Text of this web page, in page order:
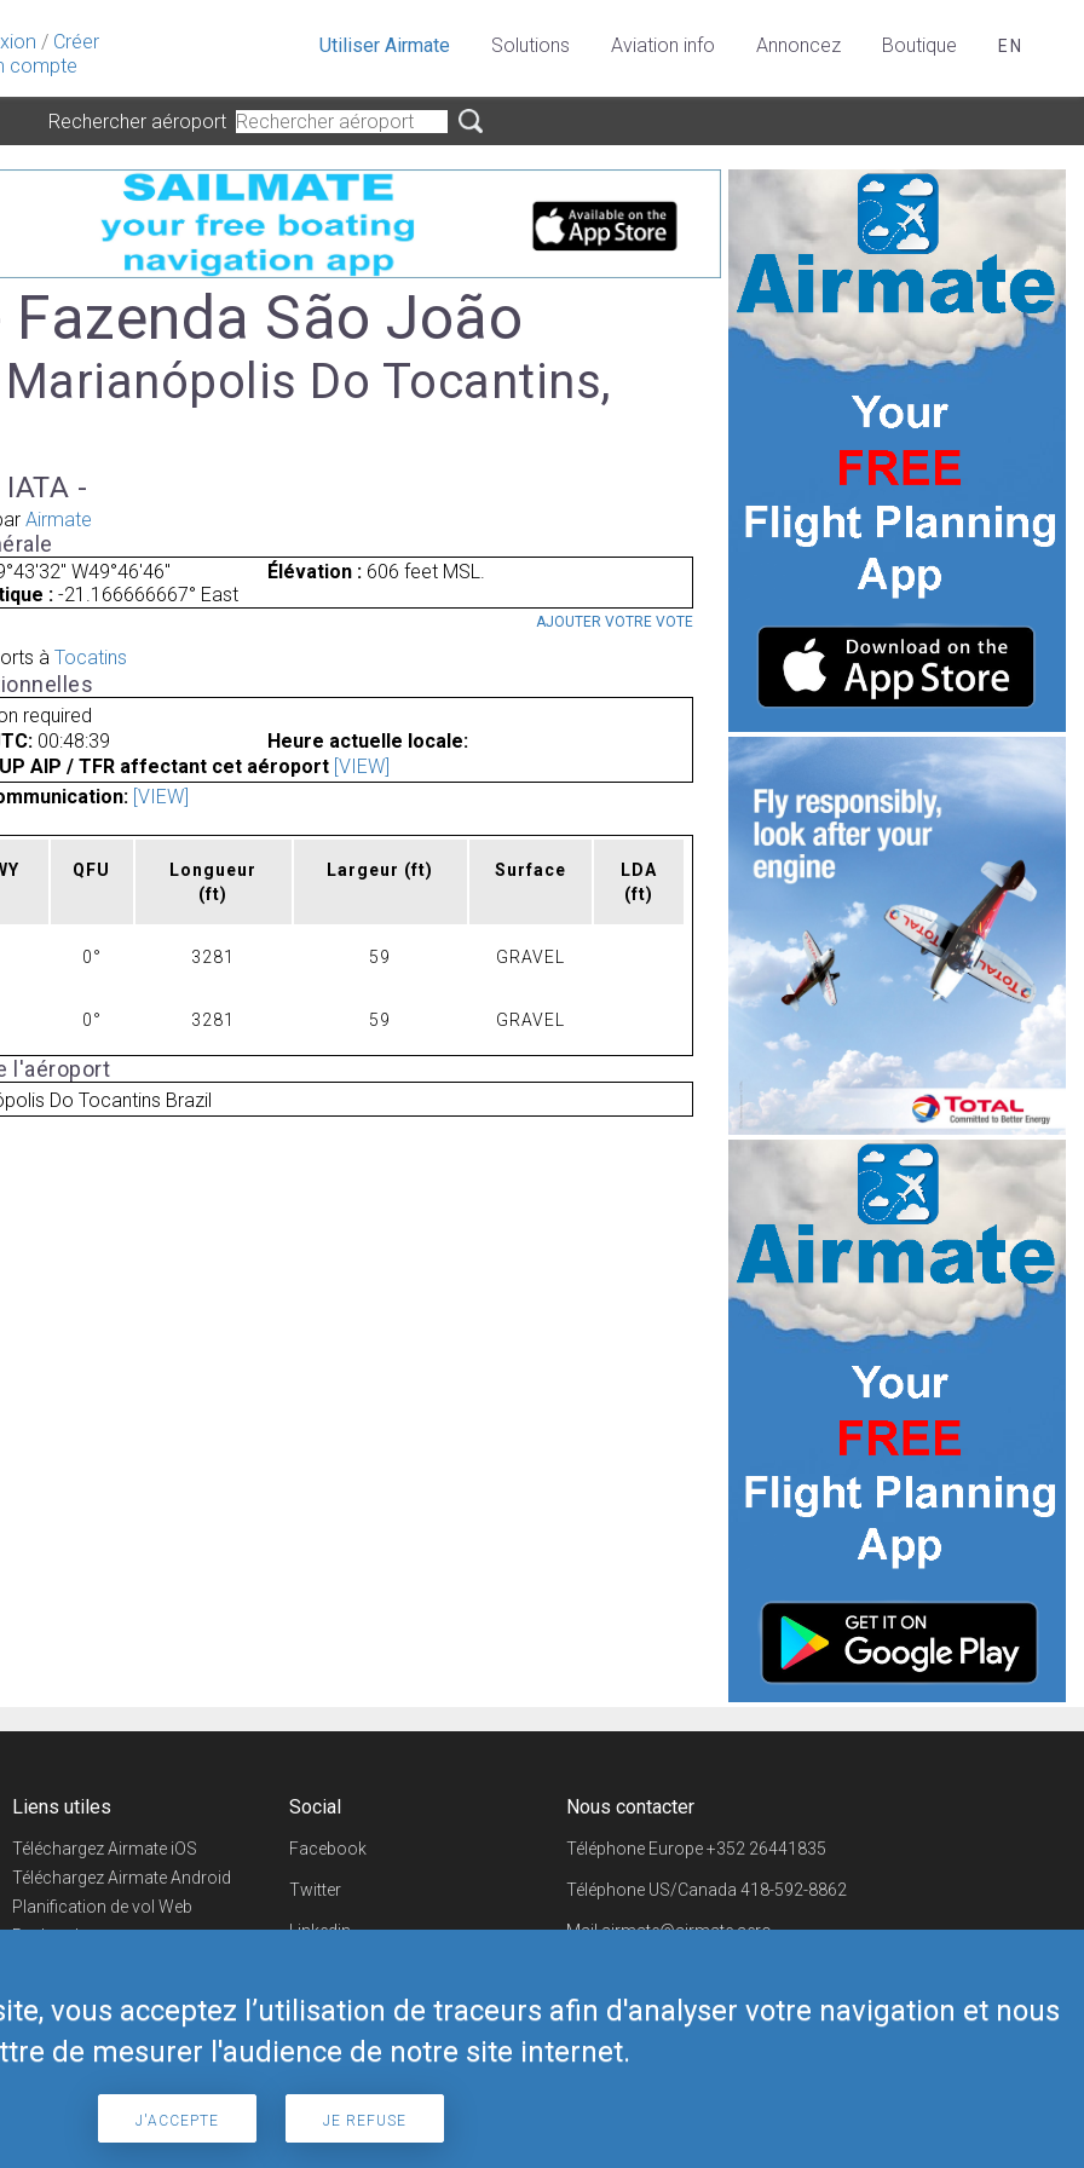
/ Créer
compte
vous acceptez l’utilisation de traceurs afin d'analyser votre navigation et nous
de mesurer l'audience de notre site internet.
J'ACCEPTE JE REFUSE
Utiliser Airmate Solutions Aviation info Annoncez Boutique EN
Rechercher aéroport
Fazenda São João
Do Tocantins,
IATA -
Airmate
W49°46'46" Élévation :606 feet MSL.
: -21.166666667° East
AJOUTER VOTRE VOTE
à Tocatins
required
00:48:39
Heure actuelle locale:
AIP / TFR affectant cet aéroport [VIEW]
[VIEW]
QFU
Longueur
(ft)
Largeur (ft) Surface
LDA
(ft)
0° 3281 59 GRAVEL
0° 3281 59 GRAVEL
l'aéroport
Do Tocantins Brazil
Liens utiles
Téléchargez Airmate iOS
Téléchargez Airmate Android
Planification de vol Web
Recherche
Boutique Airmate
Social
Facebook
Twitter
Linkedin
Telegram
Nous contacter
Téléphone Europe+352 26441835
Téléphone US/Canada 418-592-8862
Mailairmate@airmate.aero